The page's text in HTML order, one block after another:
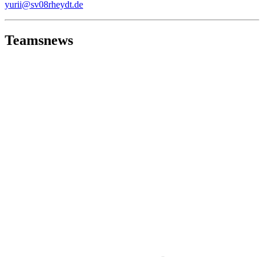
yurii@sv08rheydt.de
Teamsnews